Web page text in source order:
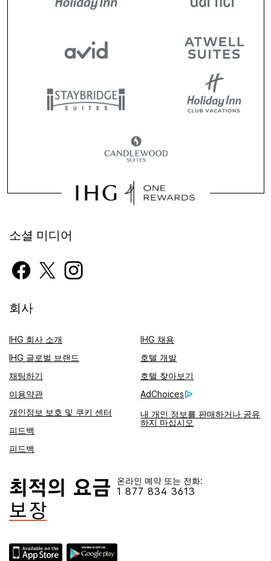
소셜 미디어
회사
IHG 회사 소개
IHG 채용
IHG 글로벌 브랜드
호텔 개발
채팅하기
호텔 찾아보기
이용약관
AdChoices
개인정보 보호 및 쿠키 센터
내 개인 정보를 판매하거나 공유
하지 마십시오
피드백
피드백
온라인 예약 또는 전화:
1 877 834 3613